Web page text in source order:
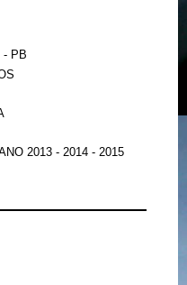
- PB
2013 - 2014 - 2015